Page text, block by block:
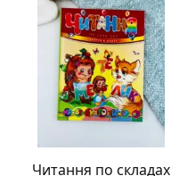
Читання по складах